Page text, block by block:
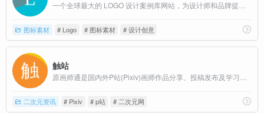
图标素材 # Logo # 图标素材 # 设计创意
触站
二次元资讯 # Pixiv # p站 # 二次元网